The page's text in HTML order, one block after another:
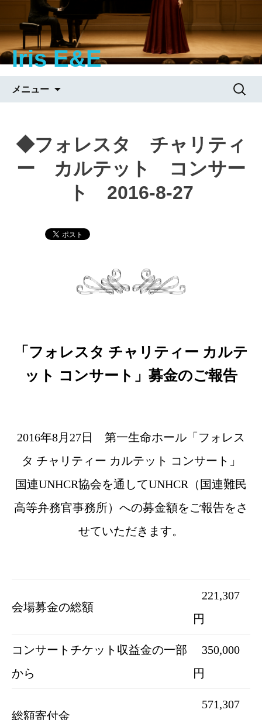
Iris E&E
メニュー
ツ
へ
移
検
◆フォレスタ チャリティ
ー カルテット コンサー
ト 2016-8-27
「フォレスタ チャリティー カルテ
ット コンサート」募金のご報告
2016年8月27日 第一生命ホール「フォレス
タ チャリティー カルテット コンサート」
国連UNHCR協会を通してUNHCR（国連難民
高等弁務官事務所）への募金額をご報告をさ
せていただきます。
会場募金の総額
221,307
円
コンサートチケット収益金の一部
から
350,000
円
総額寄付金
571,307